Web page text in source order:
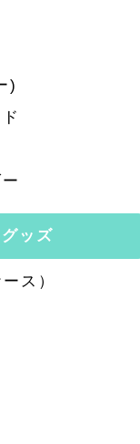
)
ッズ
ス）